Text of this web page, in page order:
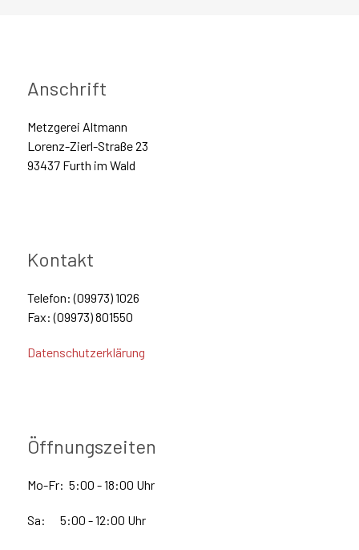
Anschrift
Metzgerei Altmann
Lorenz-Zierl-Straße 23
93437 Furth im Wald
Kontakt
Telefon: (09973) 1026
Fax: (09973) 801550
Datenschutzerklärung
Öffnungszeiten
Mo-Fr: 5:00 - 18:00 Uhr
Sa: 5:00 - 12:00 Uhr